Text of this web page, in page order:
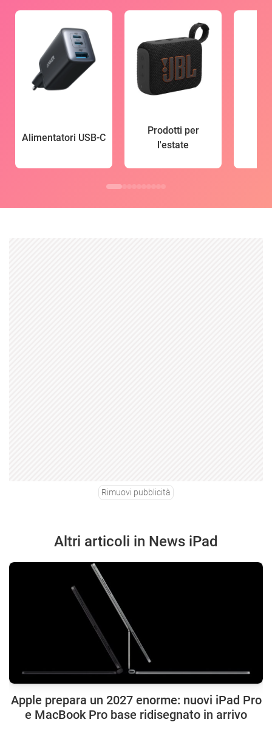
Alimentatori USB-C
Prodotti per
l'estate
Rimuovi pubblicità
Altri articoli in News iPad
Apple prepara un 2027 enorme: nuovi iPad Pro
e MacBook Pro base ridisegnato in arrivo